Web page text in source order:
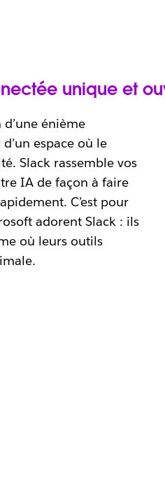
unique et
énième
espace où le
Slack rassemble vos
IA de façon à faire
C’est pour
adorent Slack : ils
où leurs outils